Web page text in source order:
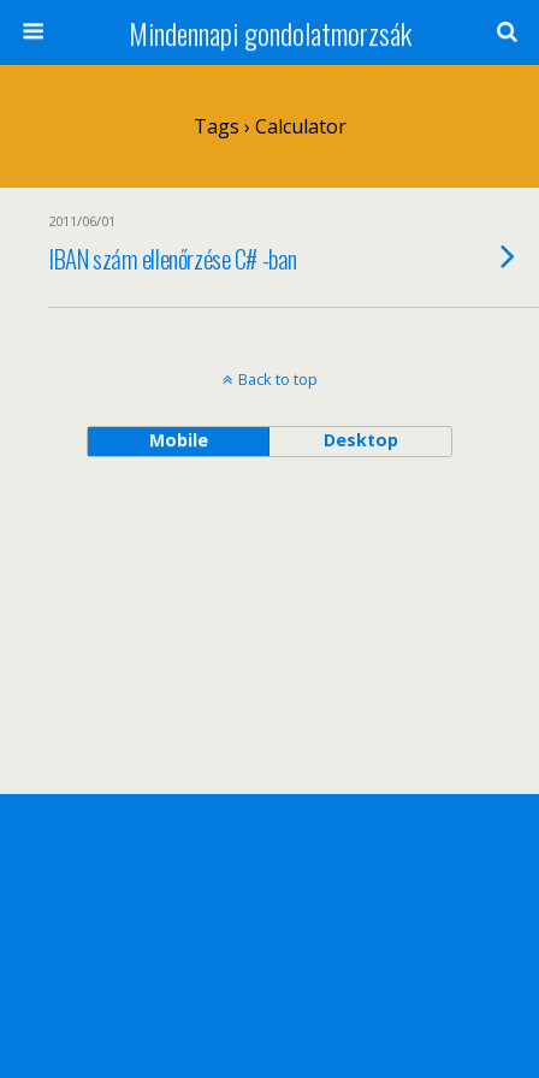
Mindennapi gondolatmorzsák
Tags › Calculator
2011/06/01
IBAN szám ellenőrzése C# -ban
Back to top
Mobile Desktop